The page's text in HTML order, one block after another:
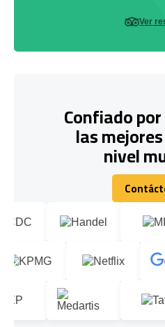
Ver
Confiado
las
nivel